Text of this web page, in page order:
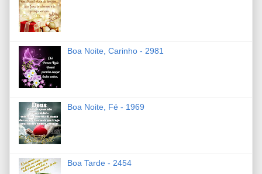
Boa Noite, Carinho - 2981
Boa Noite, Fé - 1969
Boa Tarde - 2454